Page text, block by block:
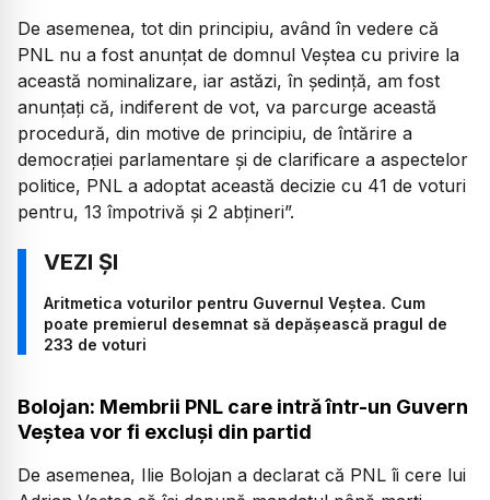
De asemenea, tot din principiu, având în vedere că
PNL nu a fost anunțat de domnul Veștea cu privire la
această nominalizare, iar astăzi, în ședință, am fost
anunțați că, indiferent de vot, va parcurge această
procedură, din motive de principiu, de întărire a
democrației parlamentare și de clarificare a aspectelor
politice, PNL a adoptat această decizie cu 41 de voturi
pentru, 13 împotrivă și 2 abțineri”.
Aritmetica voturilor pentru Guvernul Veștea. Cum
poate premierul desemnat să depășească pragul de
233 de voturi
Bolojan: Membrii PNL care intră într-un Guvern
Veștea vor fi excluși din partid
De asemenea, Ilie Bolojan a declarat că PNL îi cere lui